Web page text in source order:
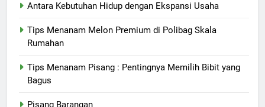
Antara Kebutuhan Hidup dengan Ekspansi Usaha
Tips Menanam Melon Premium di Polibag Skala
Rumahan
Tips Menanam Pisang : Pentingnya Memilih Bibit yang
Bagus
Pisang Barangan